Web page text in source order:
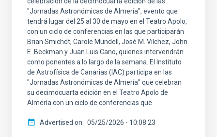
"Jornadas Astronómicas de Almería", evento que
tendrá lugar del 25 al 30 de mayo en el Teatro Apolo,
con un ciclo de conferencias en las que participarán
Brian Smichdt, Carole Mundell, José M. Vilchez, John
E. Beckman y Juan Luis Cano, quienes intervendrán
como ponentes a lo largo de la semana. El Instituto
de Astrofísica de Canarias (IAC) participa en las
"Jornadas Astronómicas de Almería" que celebran
su decimocuarta edición en el Teatro Apolo de
Almería con un ciclo de conferencias que
Advertised on 05/25/2026 - 10:08:23